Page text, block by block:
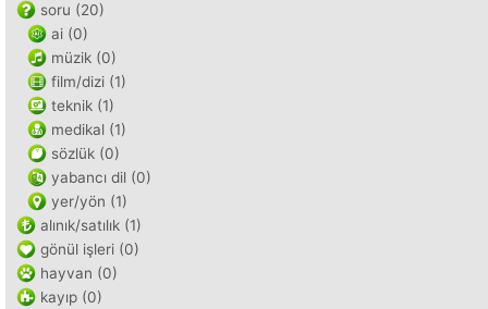
soru (20)
ai (0)
müzik (0)
film/dizi (1)
teknik (1)
medikal (1)
sözlük (0)
yabancı dil (0)
yer/yön (1)
alınık/satılık (1)
gönül işleri (0)
hayvan (0)
kayıp (0)